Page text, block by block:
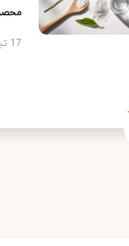
17 تیر 1405